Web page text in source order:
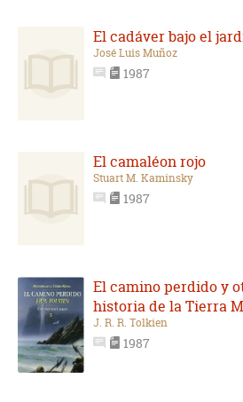
El cadáver bajo el
José Luis Muñoz
1987
El camaléon rojo
Stuart M. Kaminsky
1987
El camino perdido y
historia de la Tierra
J. R. R. Tolkien
1987